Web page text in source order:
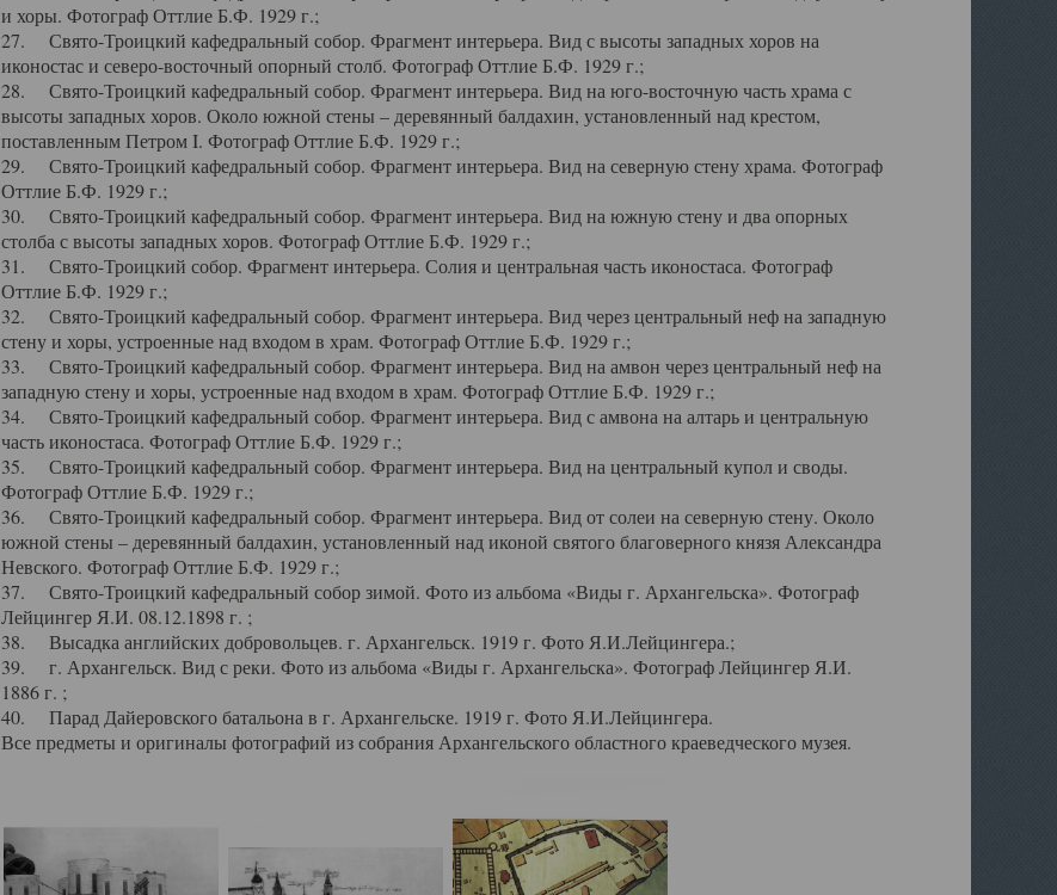
и хоры. Фотограф Оттлие Б.Ф. 1929 г.;
27. Свято-Троицкий кафедральный собор. Фрагмент интерьера. Вид с высоты западных хоров на
иконостас и северо-восточный опорный столб. Фотограф Оттлие Б.Ф. 1929 г.;
28. Свято-Троицкий кафедральный собор. Фрагмент интерьера. Вид на юго-восточную часть храма с
высоты западных хоров. Около южной стены – деревянный балдахин, установленный над крестом,
поставленным Петром I. Фотограф Оттлие Б.Ф. 1929 г.;
29. Свято-Троицкий кафедральный собор. Фрагмент интерьера. Вид на северную стену храма. Фотограф
Оттлие Б.Ф. 1929 г.;
30. Свято-Троицкий кафедральный собор. Фрагмент интерьера. Вид на южную стену и два опорных
столба с высоты западных хоров. Фотограф Оттлие Б.Ф. 1929 г.;
31. Свято-Троицкий собор. Фрагмент интерьера. Солия и центральная часть иконостаса. Фотограф
Оттлие Б.Ф. 1929 г.;
32. Свято-Троицкий кафедральный собор. Фрагмент интерьера. Вид через центральный неф на западную
стену и хоры, устроенные над входом в храм. Фотограф Оттлие Б.Ф. 1929 г.;
33. Свято-Троицкий кафедральный собор. Фрагмент интерьера. Вид на амвон через центральный неф на
западную стену и хоры, устроенные над входом в храм. Фотограф Оттлие Б.Ф. 1929 г.;
34. Свято-Троицкий кафедральный собор. Фрагмент интерьера. Вид с амвона на алтарь и центральную
часть иконостаса. Фотограф Оттлие Б.Ф. 1929 г.;
35. Свято-Троицкий кафедральный собор. Фрагмент интерьера. Вид на центральный купол и своды.
Фотограф Оттлие Б.Ф. 1929 г.;
36. Свято-Троицкий кафедральный собор. Фрагмент интерьера. Вид от солеи на северную стену. Около
южной стены – деревянный балдахин, установленный над иконой святого благоверного князя Александра
Невского. Фотограф Оттлие Б.Ф. 1929 г.;
37. Свято-Троицкий кафедральный собор зимой. Фото из альбома «Виды г. Архангельска». Фотограф
Лейцингер Я.И. 08.12.1898 г. ;
38. Высадка английских добровольцев. г. Архангельск. 1919 г. Фото Я.И.Лейцингера.;
39. г. Архангельск. Вид с реки. Фото из альбома «Виды г. Архангельска». Фотограф Лейцингер Я.И.
1886 г. ;
40. Парад Дайеровского батальона в г. Архангельске. 1919 г. Фото Я.И.Лейцингера.
Все предметы и оригиналы фотографий из собрания Архангельского областного краеведческого музея.